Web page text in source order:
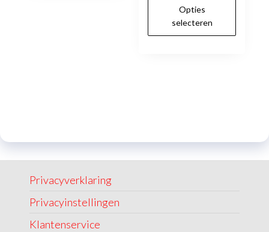
Opties
selecteren
Privacyverklaring
Privacyinstellingen
Klantenservice